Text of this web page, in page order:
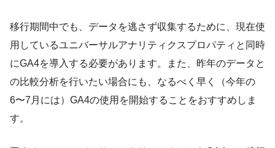
移行期間中でも、データを逃さず収集するために、現在使
用しているユニバーサルアナリティクスプロパティと同時
にGA4を導入する必要があります。また、昨年のデータと
の比較分析を行いたい場合にも、なるべく早く（今年の
6〜7月には）GA4の使用を開始することをおすすめしま
す。